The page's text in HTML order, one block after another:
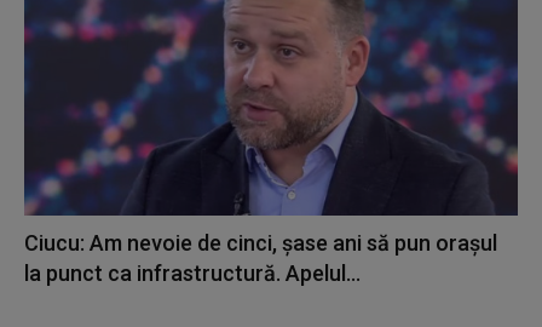
Ciucu: Am nevoie de cinci, şase ani să pun oraşul
la punct ca infrastructură. Apelul...